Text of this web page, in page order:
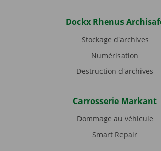
Dockx Rhenus
Stockage d'archives
Numérisation
Destruction d'archives
Carrosserie Markant
Dommage au véhicule
Smart Repair